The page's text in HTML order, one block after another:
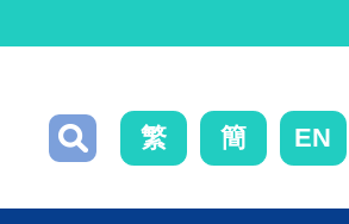
繁 簡 EN